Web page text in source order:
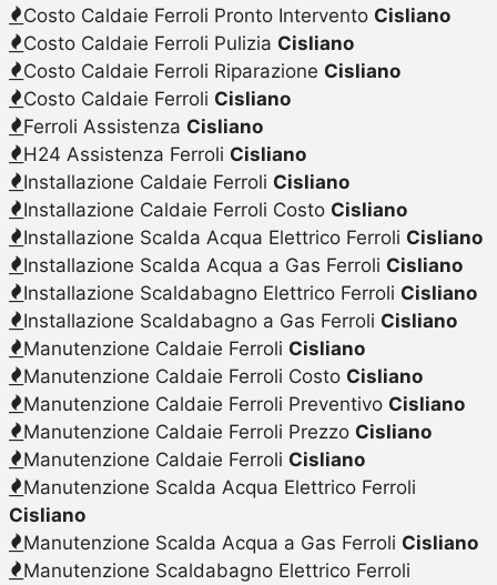
Costo Caldaie Ferroli Pronto Intervento Cisliano
Costo Caldaie Ferroli Pulizia Cisliano
Costo Caldaie Ferroli Riparazione Cisliano
Costo Caldaie Ferroli Cisliano
Ferroli Assistenza Cisliano
H24 Assistenza Ferroli Cisliano
Installazione Caldaie Ferroli Cisliano
Installazione Caldaie Ferroli Costo Cisliano
Installazione Scalda Acqua Elettrico Ferroli Cisliano
Installazione Scalda Acqua a Gas Ferroli Cisliano
Installazione Scaldabagno Elettrico Ferroli Cisliano
Installazione Scaldabagno a Gas Ferroli Cisliano
Manutenzione Caldaie Ferroli Cisliano
Manutenzione Caldaie Ferroli Costo Cisliano
Manutenzione Caldaie Ferroli Preventivo Cisliano
Manutenzione Caldaie Ferroli Prezzo Cisliano
Manutenzione Caldaie Ferroli Cisliano
Manutenzione Scalda Acqua Elettrico Ferroli
Cisliano
Manutenzione Scalda Acqua a Gas Ferroli Cisliano
Manutenzione Scaldabagno Elettrico Ferroli